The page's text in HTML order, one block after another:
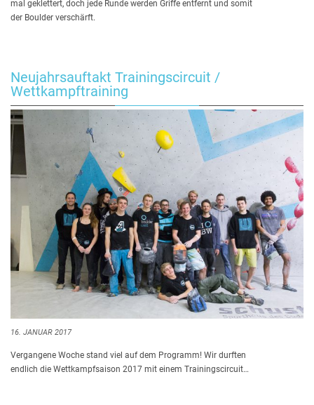
mal geklettert, doch jede Runde werden Griffe entfernt und somit
der Boulder verschärft.
Neujahrsauftakt Trainingscircuit /
Wettkampftraining
16. JANUAR 2017
Vergangene Woche stand viel auf dem Programm! Wir durften
endlich die Wettkampfsaison 2017 mit einem Trainingscircuit…